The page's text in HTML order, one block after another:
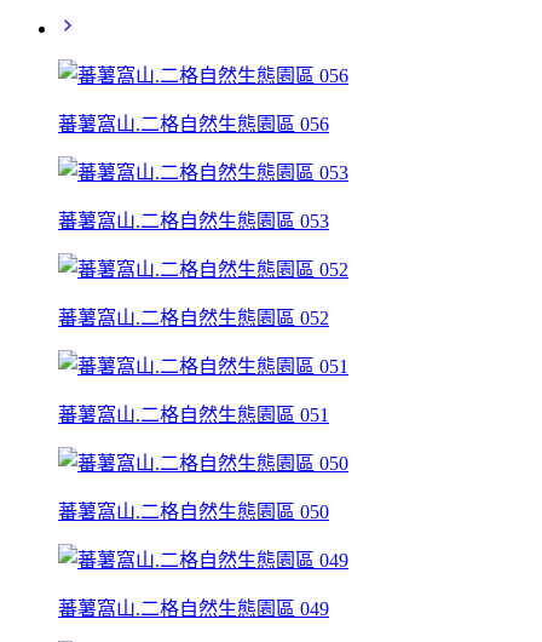
蕃薯窩山.二格自然生態園區 056
蕃薯窩山.二格自然生態園區 053
蕃薯窩山.二格自然生態園區 052
蕃薯窩山.二格自然生態園區 051
蕃薯窩山.二格自然生態園區 050
蕃薯窩山.二格自然生態園區 049